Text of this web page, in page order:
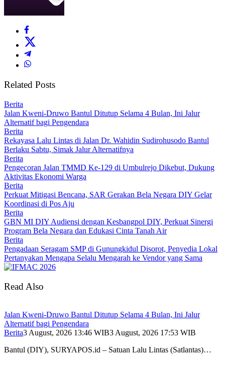
Related Posts
Berita
Jalan Kweni-Druwo Bantul Ditutup Selama 4 Bulan, Ini Jalur
Alternatif bagi Pengendara
Berita
Rekayasa Lalu Lintas di Jalan Dr. Wahidin Sudirohusodo Bantul
Berlaku Sabtu, Simak Jalur Alternatifnya
Berita
Pengecoran Jalan TMMD Ke-129 di Umbulrejo Dikebut, Dukung
Aktivitas Ekonomi Warga
Berita
Perkuat Mitigasi Bencana, SAR Gerakan Bela Negara DIY Gelar
Koordinasi di Pos Aju
Berita
GBN MI DIY Audiensi dengan Kesbangpol DIY, Perkuat Sinergi
Program Bela Negara dan Edukasi Cinta Tanah Air
Berita
Pengadaan Seragam SMP di Gunungkidul Disorot, Penyedia Lokal
Pertanyakan Mengapa Selalu Mengarah ke Vendor yang Sama
Read Also
Jalan Kweni-Druwo Bantul Ditutup Selama 4 Bulan, Ini Jalur
Alternatif bagi Pengendara
Berita3 August, 2026 13:46 WIB3 August, 2026 17:53 WIB
Bantul (DIY), SURYAPOS.id – Satuan Lalu Lintas (Satlantas)…